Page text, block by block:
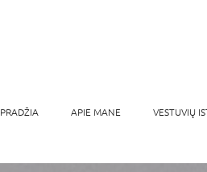
PRADŽIA APIE MANE VESTUVIŲ